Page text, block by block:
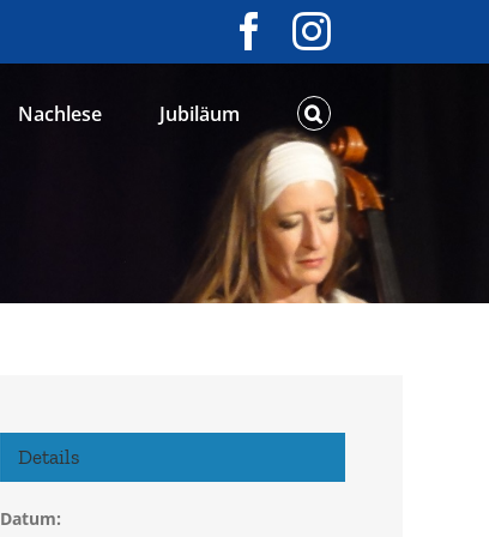
Facebook
Instagram
Nachlese Jubiläum
Details
Datum: